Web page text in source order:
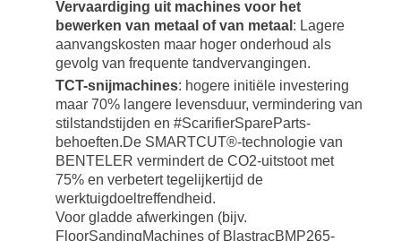
Vervaardiging uit machines voor het
bewerken van metaal of van metaal : Lagere
aanvangskosten maar hoger onderhoud als
gevolg van frequente tandvervangingen.
TCT-snijmachines: hogere initiële investering
maar 70% langere levensduur, vermindering van
stilstandstijden en #ScarifierSpareParts-
behoeften.De SMARTCUT®-technologie van
BENTELER vermindert de CO2-uitstoot met
75% en verbetert tegelijkertijd de
werktuigdoeltreffendheid.
Voor gladde afwerkingen (bijv.
FloorSandingMachines of BlastracBMP265-